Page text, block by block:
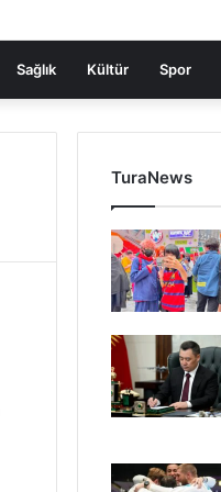
Sağlık Kültür Spor
TuraNews